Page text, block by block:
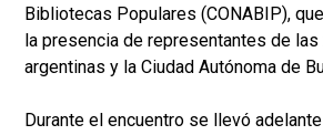
Bibliotecas Populares (CONABIP),
la presencia de representantes de
argentinas y la Ciudad Autónoma de
Durante el encuentro se llevó